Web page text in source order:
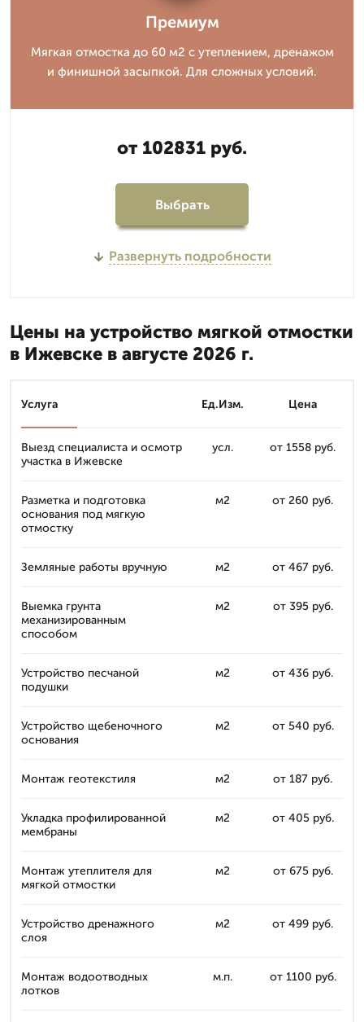
Премиум
Мягкая отмостка до 60 м2 с утеплением, дренажом
и финишной засыпкой. Для сложных условий.
от 102831 руб.
Выбрать
Развернуть подробности
Цены на устройство мягкой отмостки
в Ижевске в августе 2026 г.
Услуга Ед.Изм. Цена
Выезд специалиста и осмотр
участка в Ижевске
усл. от 1558 руб.
Разметка и подготовка
основания под мягкую
отмостку
м2 от 260 руб.
Земляные работы вручную м2 от 467 руб.
Выемка грунта
механизированным
способом
м2 от 395 руб.
Устройство песчаной
подушки
м2 от 436 руб.
Устройство щебеночного
основания
м2 от 540 руб.
Монтаж геотекстиля м2 от 187 руб.
Укладка профилированной
мембраны
м2 от 405 руб.
Монтаж утеплителя для
мягкой отмостки
м2 от 675 руб.
Устройство дренажного
слоя
м2 от 499 руб.
Монтаж водоотводных
лотков
м.п. от 1100 руб.